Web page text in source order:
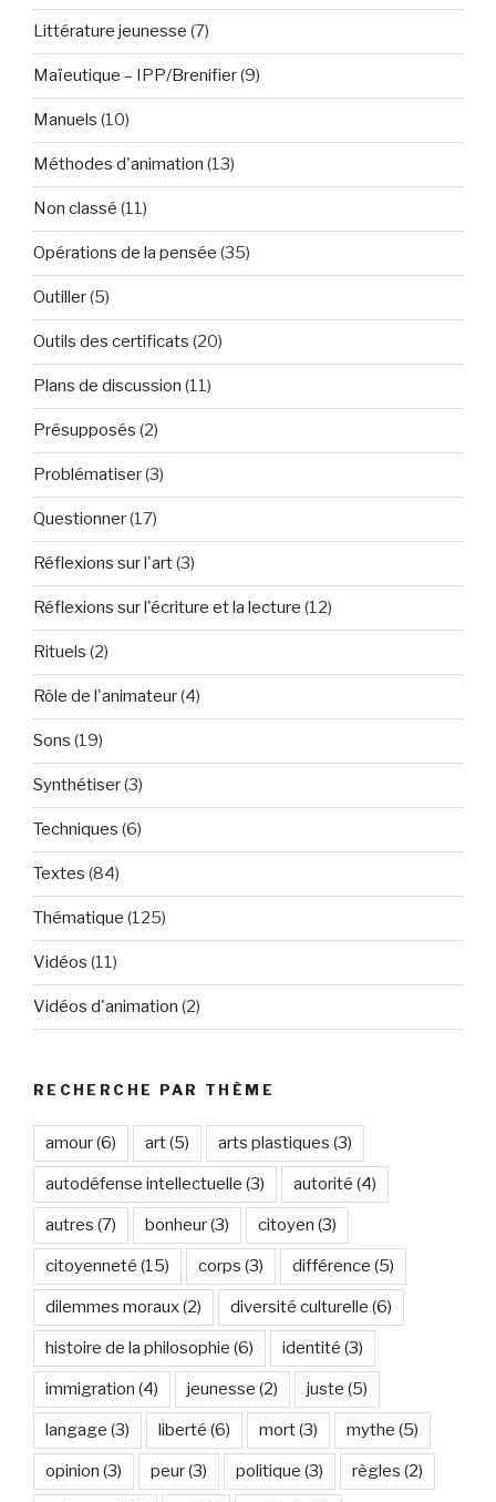
Littérature jeunesse (7)
Maïeutique – IPP/Brenifier(9)
Manuels (10)
Méthodes d'animation (13)
Non classé (11)
Opérations de la pensée (35)
Outiller(5)
Outils des certificats (20)
Plans de discussion (11)
Présupposés (2)
Problématiser(3)
Questionner(17)
Réflexions sur l'art(3)
Réflexions sur l'écriture et la lecture (12)
Rituels (2)
Rôle de l'animateur(4)
Sons (19)
Synthétiser(3)
Techniques (6)
Textes (84)
Thématique (125)
Vidéos (11)
Vidéos d'animation (2)
RECHERCHE PAR THÈME
amour(6) art(5) arts plastiques (3)
autodéfense intellectuelle (3) autorité (4)
autres (7) bonheur(3) citoyen (3)
citoyenneté (15) corps (3) différence (5)
dilemmes moraux(2) diversité culturelle (6)
histoire de la philosophie (6) identité (3)
immigration (4) jeunesse (2) juste (5)
langage (3) liberté (6) mort(3) mythe (5)
opinion (3) peur(3) politique (3) règles (2)